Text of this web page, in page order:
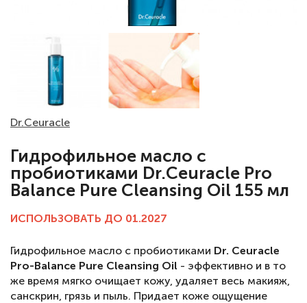
Dr.Ceuracle
Гидрофильное масло с
пробиотиками Dr.Ceuracle Pro
Balance Pure Cleansing Oil 155 мл
ИСПОЛЬЗОВАТЬ ДО 01.2027
Гидрофильное масло с пробиотиками Dr. Ceuracle
Pro-Balance Pure Cleansing Oil - эффективно и в то
же время мягко очищает кожу, удаляет весь макияж,
санскрин, грязь и пыль. Придает коже ощущение